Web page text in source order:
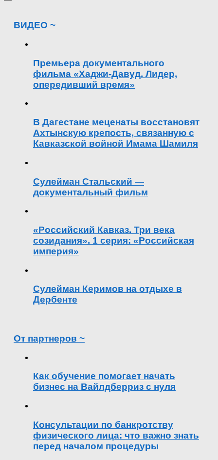
ВИДЕО ~
Премьера документального
фильма «Хаджи-Давуд. Лидер,
опередивший время»
В Дагестане меценаты восстановят
Ахтынскую крепость, связанную с
Кавказской войной Имама Шамиля
Сулейман Стальский —
документальный фильм
«Российский Кавказ. Три века
созидания». 1 серия: «Российская
империя»
Сулейман Керимов на отдыхе в
Дербенте
От партнеров ~
Как обучение помогает начать
бизнес на Вайлдберриз с нуля
Консультации по банкротству
физического лица: что важно знать
перед началом процедуры